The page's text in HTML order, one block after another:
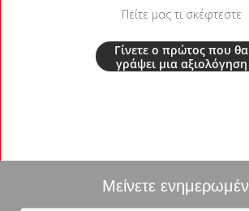
Πείτε μας τι σκέφτεστε
Γίνετε ο πρώτος που θα
γράψει μια αξιολόγηση
Μείνετε